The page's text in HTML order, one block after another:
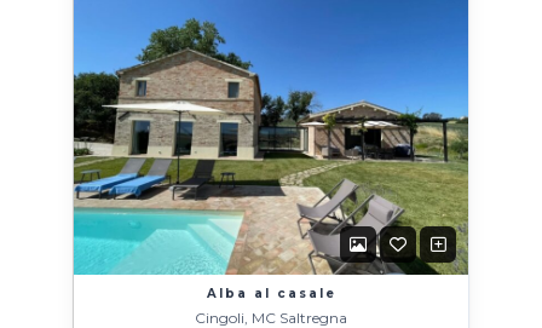
Alba al casale
Cingoli, MC Saltregna